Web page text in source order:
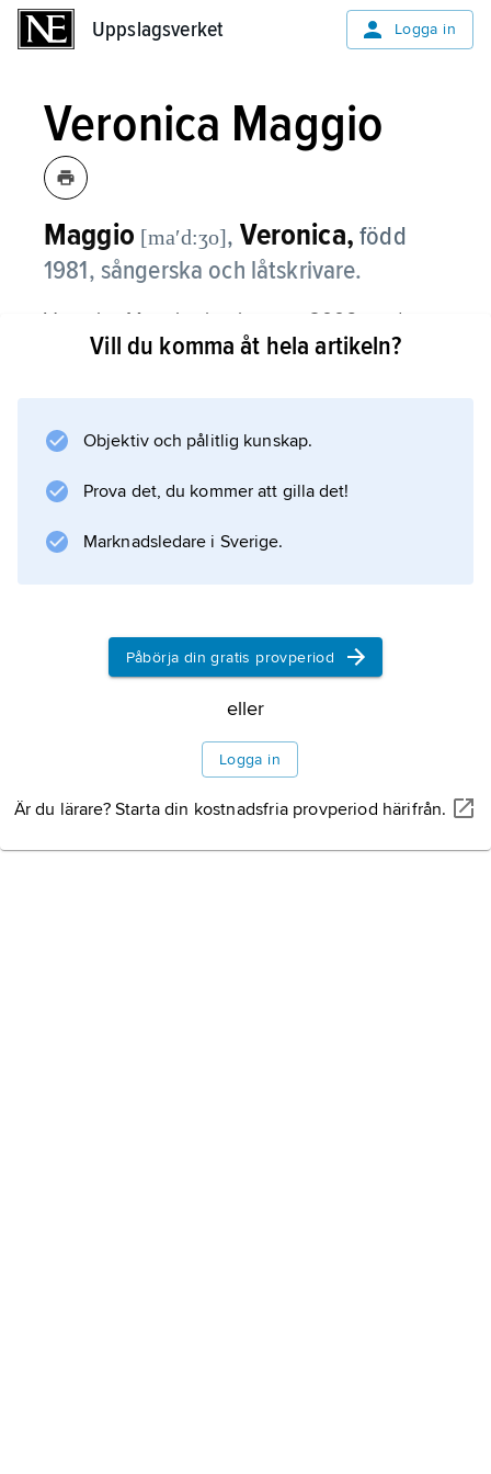
Uppslagsverket Logga in
Veronica Maggio
Maggio [maʹd:ʒo], Veronica, född
1981, sångerska och låtskrivare.
Veronica Maggio slog igenom 2006 med
popsinglarna ”Dumpa mig” och ”Nöjd?” och
, för vilket hon erhöll en Grammis som Årets
Och vinnaren är ...
(med singelhitarna ”Måndagsbarn” och ”17
år”), kom 2008 och var skrivet och producerat
Information om artikeln
Vill du komma åt hela artikeln?
Objektiv och pålitlig kunskap.
Prova det, du kommer att gilla det!
Marknadsledare i Sverige.
Påbörja din gratis provperiod
eller
Logga in
Är du lärare? Starta din kostnadsfria provperiod härifrån.